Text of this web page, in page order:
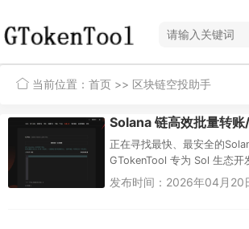
当前位置： 首页 >> 区块链空投助手
正在寻找最快、最安全的
GTokenTool 专为 Sol 生态开
持 SPL 代币及 Token2022 协
发布时间：2026年04月20